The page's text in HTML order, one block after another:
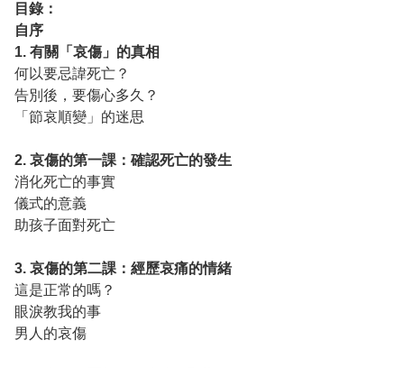
目錄：
自序
1. 有關「哀傷」的真相
何以要忌諱死亡？
告別後，要傷心多久？
「節哀順變」的迷思
2. 哀傷的第一課：確認死亡的發生
消化死亡的事實
儀式的意義
助孩子面對死亡
3. 哀傷的第二課：經歷哀痛的情緒
這是正常的嗎？
眼淚教我的事
男人的哀傷